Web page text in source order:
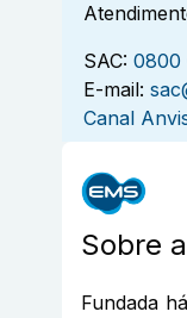
SAC: 0800
E-mail:
Canal
Sobre a
Fundada